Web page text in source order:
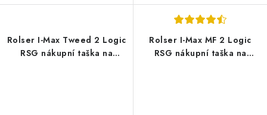
Rolser I-Max Tweed 2 Logic
RSG nákupní taška na
Rolser I-Max MF 2 Logic
RSG nákupní taška na